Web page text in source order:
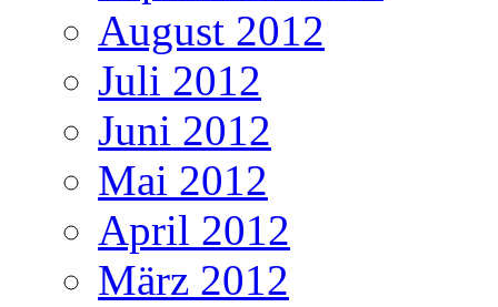
August 2012
Juli 2012
Juni 2012
Mai 2012
April 2012
März 2012